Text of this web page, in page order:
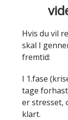
Hvis du vil
skal I
fremtid:
I 1.fase
tage
er stresset,
klart.